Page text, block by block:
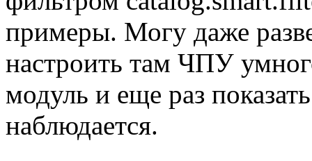
примеры. Могу даже
настроить там ЧПУ
модуль и еще раз
наблюдается.